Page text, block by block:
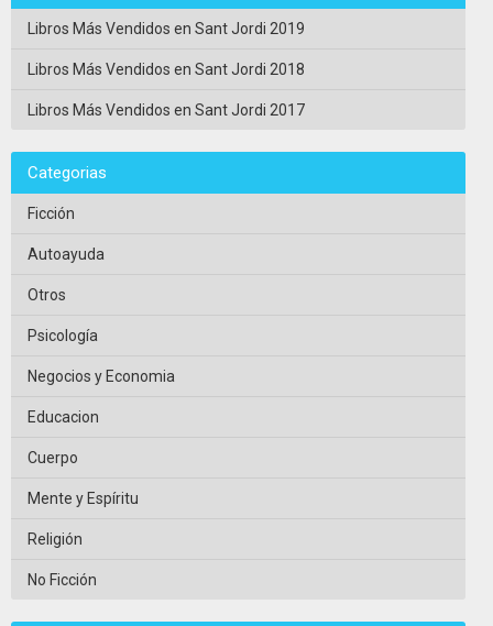
Libros Más Vendidos en Sant Jordi 2019
Libros Más Vendidos en Sant Jordi 2018
Libros Más Vendidos en Sant Jordi 2017
Categorias
Ficción
Autoayuda
Otros
Psicología
Negocios y Economia
Educacion
Cuerpo
Mente y Espíritu
Religión
No Ficción